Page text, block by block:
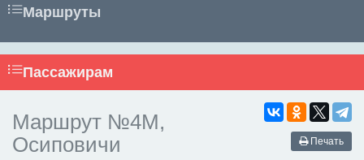
Маршруты
Пассажирам
Печать
Маршрут №4М,
Осиповичи